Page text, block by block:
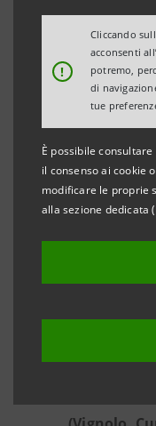
!
Cliccando
acconsenti
potremo,
di
tue
È possibile
il consenso ai cookie
modificare le proprie
alla sezione dedicata (
IL PROGRAMMA
ALLE
LA
DEDICATO ALLE
Dieci le
cuneese:
(Borgo San
Pagliero
Control